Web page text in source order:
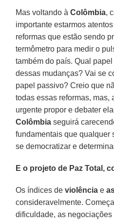
Mas voltando àColômbia,
importante estarmos
reformas que estão sendo
termômetro para medir o
também do país. Qual
dessas mudanças? Vai se
papel passivo? Creio que
todas essas reformas, mas,
urgente propor e debater
Colômbia seguirá
fundamentais que qualquer
se democratizar e
E o projeto de Paz Total,
Os índices deviolência e
consideravelmente.
dificuldade, as negociações